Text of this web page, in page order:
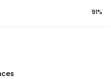
91%